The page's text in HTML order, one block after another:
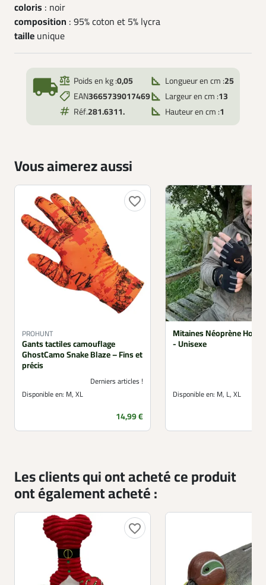
coloris : noir
composition : 95% coton et 5% lycra
taille unique
local_shipping Poids en kg :0,05
EAN3665739017469
Réf.281.6311.
Longueur en cm :25
Largeur en cm :13
Hauteur en cm :1
Vous aimerez aussi
favorite_border
PROHUNT
Gants tactiles camouflage
GhostCamo Snake Blaze – Fins et
précis
Derniers articles !
Disponible en: M, XL
Prix
14,99 €
Mitaines Néoprène
- Unisexe
Disponible en: M, L, XL
Les clients qui ont acheté ce produit
ont également acheté :
favorite_border